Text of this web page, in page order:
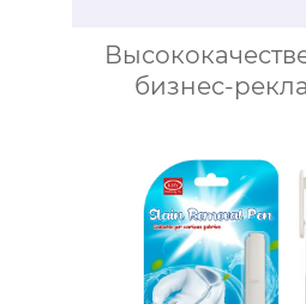
бизнес-
перьевая